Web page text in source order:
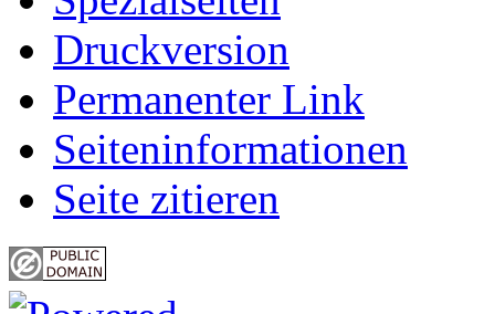
Druckversion
Permanenter Link
Seiten­informationen
Seite zitieren